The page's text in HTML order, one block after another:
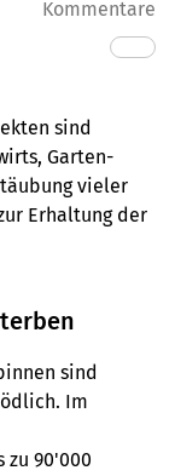
Kommentare
sind
Garten-
vieler
Erhaltung der
sind
Im
zu 90'000